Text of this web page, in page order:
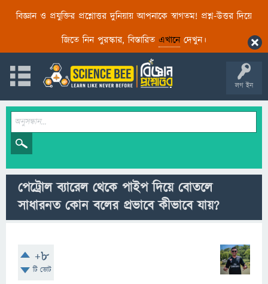
বিজ্ঞান ও প্রযুক্তির প্রশ্নোত্তর দুনিয়ায় আপনাকে স্বাগতম! প্রশ্ন-উত্তর দিয়ে
জিতে নিন পুরস্কার, বিস্তারিত এখানেদেখুন।
লগ ইন
পেট্রোল ব্যারেল থেকে পাইপ দিয়ে বোতলে
সাধারনত কোন বলের প্রভাবে কীভাবে যায়?
+8
টি ভোট